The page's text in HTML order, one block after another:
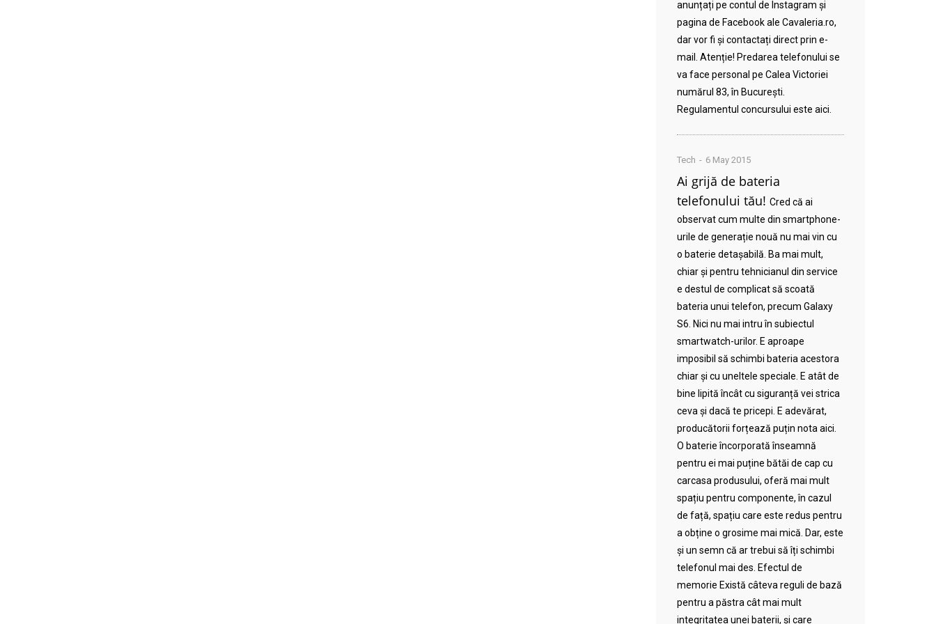
anunțați pe contul de Instagram și
pagina de Facebook ale Cavaleria.ro,
dar vor fi și contactați direct prin e-
mail. Atenție! Predarea telefonului se
va face personal pe Calea Victoriei
numărul 83, în București.
Regulamentul concursului este aici.
Tech 6 May 2015
Ai grijă de bateria
telefonului tău! Cred că ai
observat cum multe din smartphone-
urile de generație nouă nu mai vin cu
o baterie detașabilă. Ba mai mult,
chiar și pentru tehnicianul din service
e destul de complicat să scoată
bateria unui telefon, precum Galaxy
S6. Nici nu mai intru în subiectul
smartwatch-urilor. E aproape
imposibil să schimbi bateria acestora
chiar și cu uneltele speciale. E atât de
bine lipită încât cu siguranță vei strica
ceva și dacă te pricepi. E adevărat,
producătorii forțează puțin nota aici.
O baterie încorporată înseamnă
pentru ei mai puține bătăi de cap cu
carcasa produsului, oferă mai mult
spațiu pentru componente, în cazul
de față, spațiu care este redus pentru
a obține o grosime mai mică. Dar, este
și un semn că ar trebui să îți schimbi
telefonul mai des. Efectul de
memorie Există câteva reguli de bază
pentru a păstra cât mai mult
integritatea unei baterii, și care